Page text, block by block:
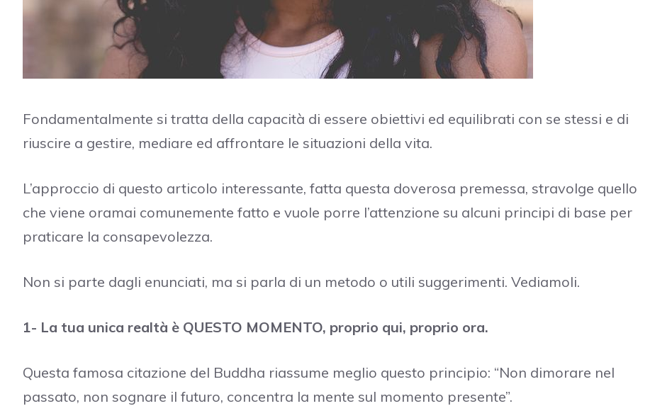
Fondamentalmente si tratta della capacità di essere obiettivi ed equilibrati con se stessi e di
riuscire a gestire, mediare ed affrontare le situazioni della vita.
L’approccio di questo articolo interessante, fatta questa doverosa premessa, stravolge quello
che viene oramai comunemente fatto e vuole porre l’attenzione su alcuni principi di base per
praticare la consapevolezza.
Non si parte dagli enunciati, ma si parla di un metodo o utili suggerimenti. Vediamoli.
1- La tua unica realtà è QUESTO MOMENTO, proprio qui, proprio ora.
Questa famosa citazione del Buddha riassume meglio questo principio: “Non dimorare nel
passato, non sognare il futuro, concentra la mente sul momento presente”.